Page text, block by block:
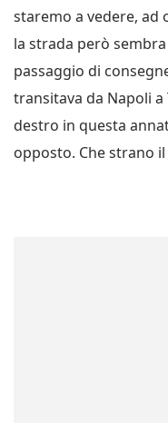
staremo a vedere, ad
la strada però
passaggio di
transitava da Napoli
destro in questa
opposto. Che strano il